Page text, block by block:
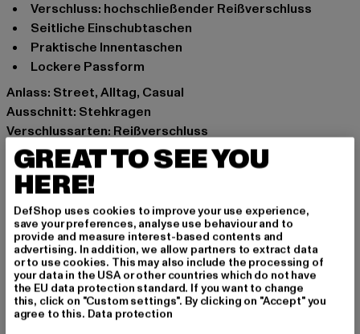
Verschluss: hochschließender Reißverschluss
Seitliche Einschubtaschen
Praktische Innentaschen
Lockere Passform
Anlass: Street, Alltag, Casual
Ausschnitt: Stehkragen
Verschlussarten: Reißverschluss
Marke: Urban Classics
Kat.: Westen
Farbe: weiß, braun, beige
Hersteller Farbe: whitesand
Materialzusammensetzung: 100% Polyester, 100%
Baumwolle
Art.Nr: TB4693-02903
Hersteller: TB International GmbH |info@tbint.de
Dr.-Robert-Murjahn-Straße 7 | 64372 Ober-Ramstadt |
GREAT TO SEE YOU
HERE!
DefShop uses cookies to improve your use experience,
save your preferences, analyse use behaviour and to
provide and measure interest-based contents and
advertising. In addition, we allow partners to extract data
or to use cookies. This may also include the processing of
your data in the USA or other countries which do not have
the EU data protection standard. If you want to change
this, click on "Custom settings". By clicking on "Accept" you
agree to this. Data protection